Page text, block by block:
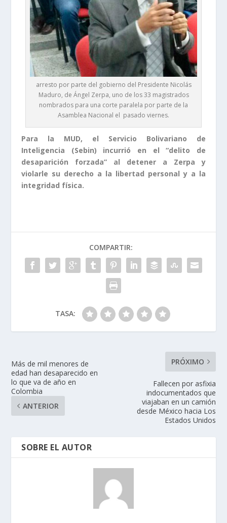
arresto por parte del gobierno del Presidente Nicolás
Maduro, de Ángel Zerpa, uno de los 33 magistrados
nombrados para una corte paralela por parte de la
Asamblea Nacional el pasado viernes.
Para la MUD, el Servicio Bolivariano de
Inteligencia (Sebin) incurrió en el “delito de
desaparición forzada” al detener a Zerpa y
violarle su derecho a la libertad personal y a la
integridad física.
COMPARTIR:
TASA:
Más de mil menores de
edad han desaparecido en
lo que va de año en
Colombia
ANTERIOR
PRÓXIMO
Fallecen por asfixia
indocumentados que
viajaban en un camión
desde México hacia Los
Estados Unidos
SOBRE EL AUTOR